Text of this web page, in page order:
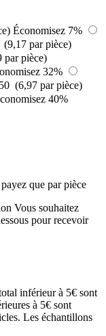
Économisez 7%
(9,17 par pièce)
par pièce)
32%
(6,97 par pièce)
40%
que par pièce
Vous souhaitez
pour recevoir
inférieur à 5€ sont
à 5€ sont
Les échantillons